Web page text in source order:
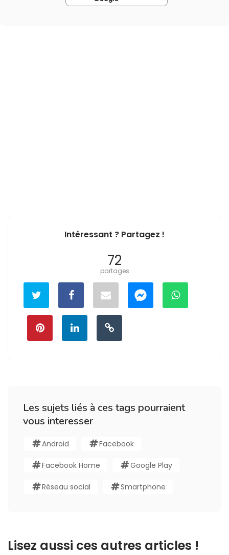
Intéressant ? Partagez !
72
partages
Les sujets liés à ces tags pourraient
vous interesser
Android Facebook
Facebook Home Google Play
Réseau social Smartphone
Lisez aussi ces autres articles !